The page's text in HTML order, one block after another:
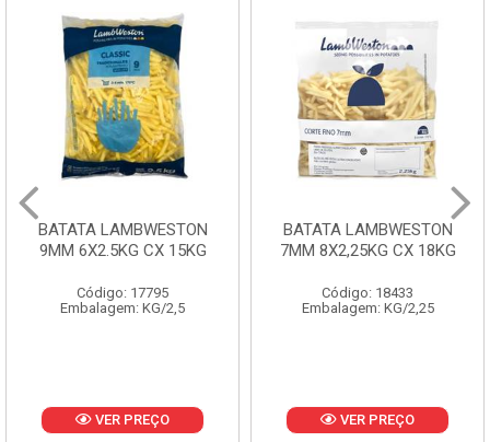
BATATA LAMBWESTON
9MM 6X2.5KG CX 15KG
Código: 17795
Embalagem: KG/2,5
VER PREÇO
BATATA LAMBWESTON
7MM 8X2,25KG CX 18KG
Código: 18433
Embalagem: KG/2,25
VER PREÇO